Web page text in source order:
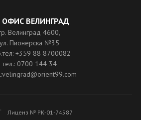
ОФИС ВЕЛИНГРАД
Велинград 4600,
ул. Пионерска №35
+359 88 8700082
тел.: 0700 144 34
Лиценз № РК-01-74587